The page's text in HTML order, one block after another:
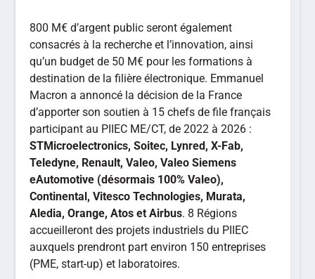
800 M€ d’argent public seront également
consacrés à la recherche et l’innovation, ainsi
qu’un budget de 50 M€ pour les formations à
destination de la filière électronique. Emmanuel
Macron a annoncé la décision de la France
d’apporter son soutien à 15 chefs de file français
participant au PIIEC ME/CT, de 2022 à 2026 :
STMicroelectronics, Soitec, Lynred, X-Fab,
Teledyne, Renault, Valeo, Valeo Siemens
eAutomotive (désormais 100% Valeo),
Continental, Vitesco Technologies, Murata,
Aledia, Orange, Atos et Airbus. 8 Régions
accueilleront des projets industriels du PIIEC
auxquels prendront part environ 150 entreprises
(PME, start-up) et laboratoires.